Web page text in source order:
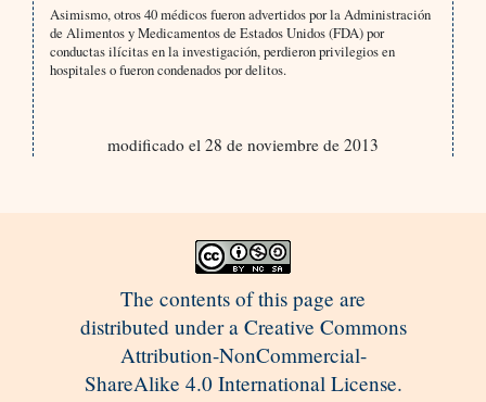
Asimismo, otros 40 médicos fueron advertidos por la Administración
de Alimentos y Medicamentos de Estados Unidos (FDA) por
conductas ilícitas en la investigación, perdieron privilegios en
hospitales o fueron condenados por delitos.
modificado el 28 de noviembre de 2013
The contents of this page are
distributed under a Creative Commons
Attribution-NonCommercial-
ShareAlike 4.0 International License.